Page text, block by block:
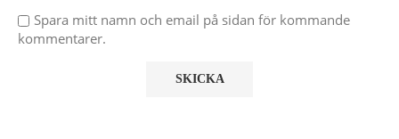
Spara mitt namn och email på sidan för kommande
kommentarer.